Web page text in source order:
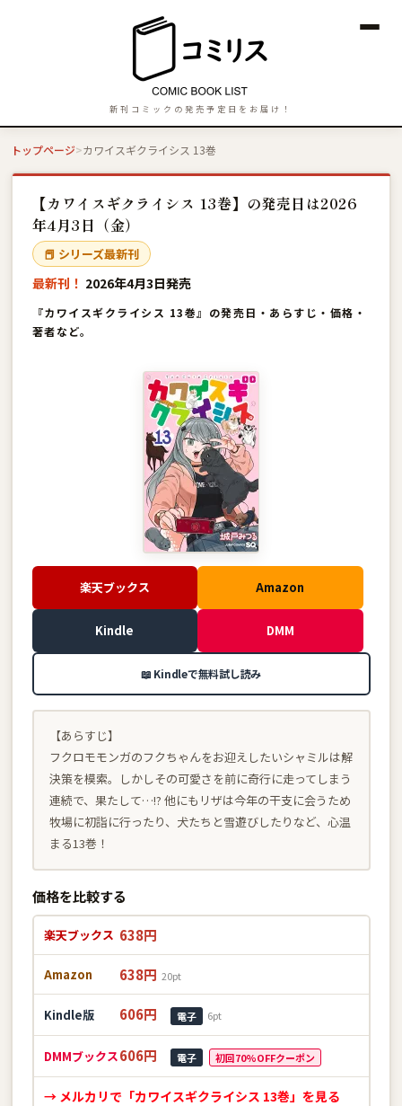
新刊コミックの発売予定日をお届け！
トップページ カワイスギクライシス 13巻
【カワイスギクライシス 13巻】の発売日は2026
年4月3日（金）
📕 シリーズ最新刊
最新刊！ 2026年4月3日発売
『カワイスギクライシス 13巻』の発売日・あらすじ・価格・
著者など。
楽天ブックス Amazon
Kindle DMM
📖 Kindleで無料試し読み
【あらすじ】
フクロモモンガのフクちゃんをお迎えしたいシャミルは解
決策を模索。しかしその可愛さを前に奇行に走ってしまう
連続で、果たして…!? 他にもリザは今年の干支に会うため
牧場に初詣に行ったり、犬たちと雪遊びしたりなど、心温
まる13巻！
価格を比較する
楽天ブックス 638円
Amazon 638円 20pt
Kindle版 606円 電子 6pt
DMMブックス606円 電子 初回70%OFFクーポン
→ メルカリで「カワイスギクライシス 13巻」を見る